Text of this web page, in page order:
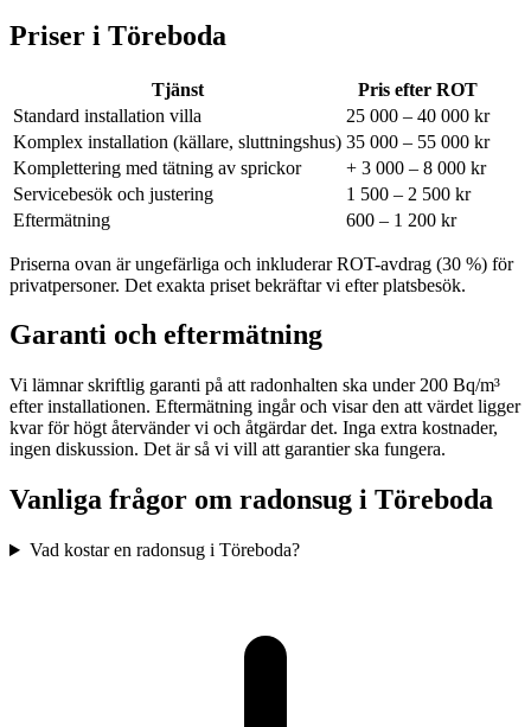
Priser i Töreboda
Tjänst
Pris efter ROT
Standard installation villa
25 000 – 40 000 kr
Komplex installation (källare, sluttningshus) 35 000 – 55 000 kr
Komplettering med tätning av sprickor
+ 3 000 – 8 000 kr
Servicebesök och justering
1 500 – 2 500 kr
Eftermätning
600 – 1 200 kr
Priserna ovan är ungefärliga och inkluderar ROT-avdrag (30 %) för
privatpersoner. Det exakta priset bekräftar vi efter platsbesök.
Garanti och eftermätning
Vi lämnar skriftlig garanti på att radonhalten ska under 200 Bq/m³
efter installationen. Eftermätning ingår och visar den att värdet ligger
kvar för högt återvänder vi och åtgärdar det. Inga extra kostnader,
ingen diskussion. Det är så vi vill att garantier ska fungera.
Vanliga frågor om radonsug i Töreboda
Vad kostar en radonsug i Töreboda?